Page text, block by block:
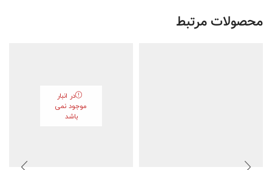
محصولات مرتبط
در انبار
موجود نمی
باشد